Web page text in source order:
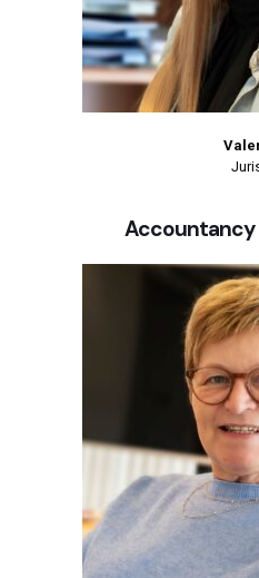
Accountancy